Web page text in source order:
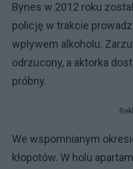
Bynes w 2012 roku
policję w trakcie
wpływem alkoholu.
odrzucony, a aktorka
próbny.
We wspomnianym
kłopotów. W holu